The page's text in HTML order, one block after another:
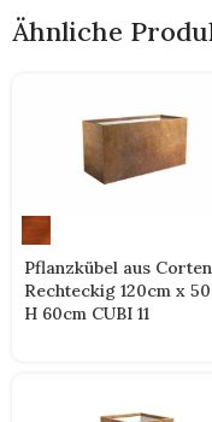
Ähnliche
Pflanzkübel aus
Rechteckig 120cm x
H 60cm CUBI 11